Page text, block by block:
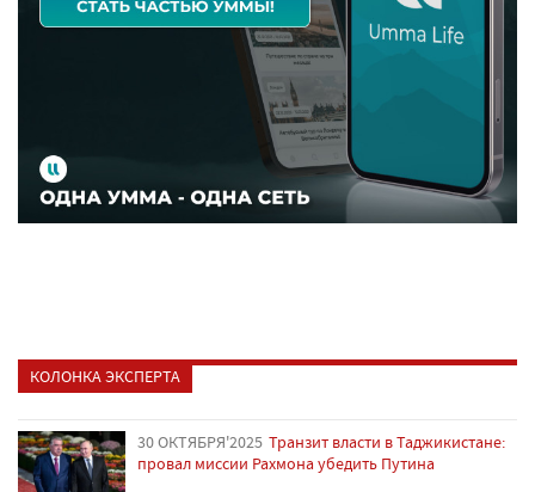
КОЛОНКА ЭКСПЕРТА
30 ОКТЯБРЯ'2025 Транзит власти в Таджикистане:
провал миссии Рахмона убедить Путина